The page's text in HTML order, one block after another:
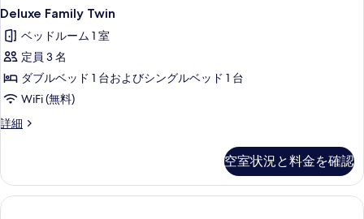
る
Deluxe Family Twin
ベッドルーム 1 室
定員 3 名
ダブルベッド 1 台およびシングルベッド 1 台
WiFi (無料)
詳細
Deluxe
詳
細
空室状況と料金を確認